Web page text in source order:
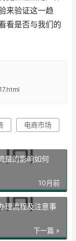
来验证这一趋
看是否与我们的
电商市场
量的影响如何
10月前
理流程及注意事
下一篇 »